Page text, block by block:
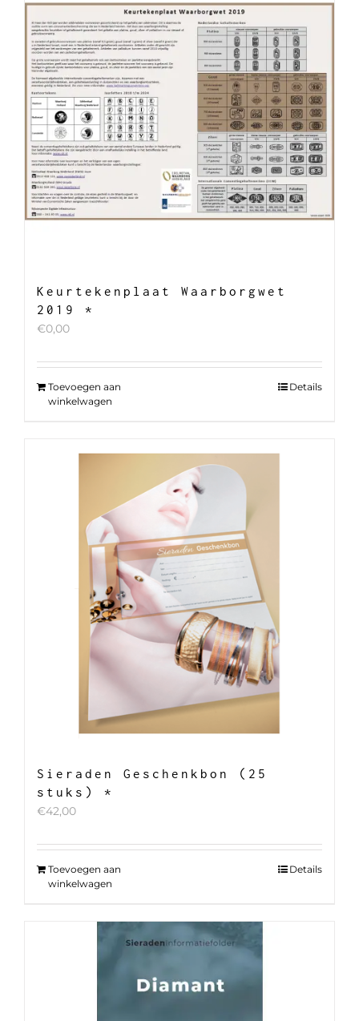
Keurtekenplaat Waarborgwet
2019 *
€0,00
Toevoegen aan
winkelwagen
Details
Sieraden Geschenkbon (25
stuks) *
€42,00
Toevoegen aan
winkelwagen
Details